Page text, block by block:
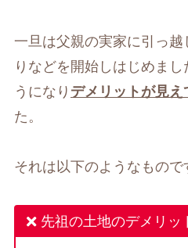
一旦は父親の実家に引っ
りなどを開始しはじめま
うになり デメリットが見え
た。
それは以下のようなもので
先祖の土地のデメリッ